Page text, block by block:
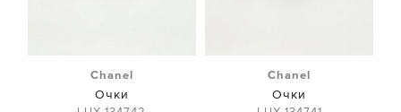
Chanel
Очки
Chanel
Очки